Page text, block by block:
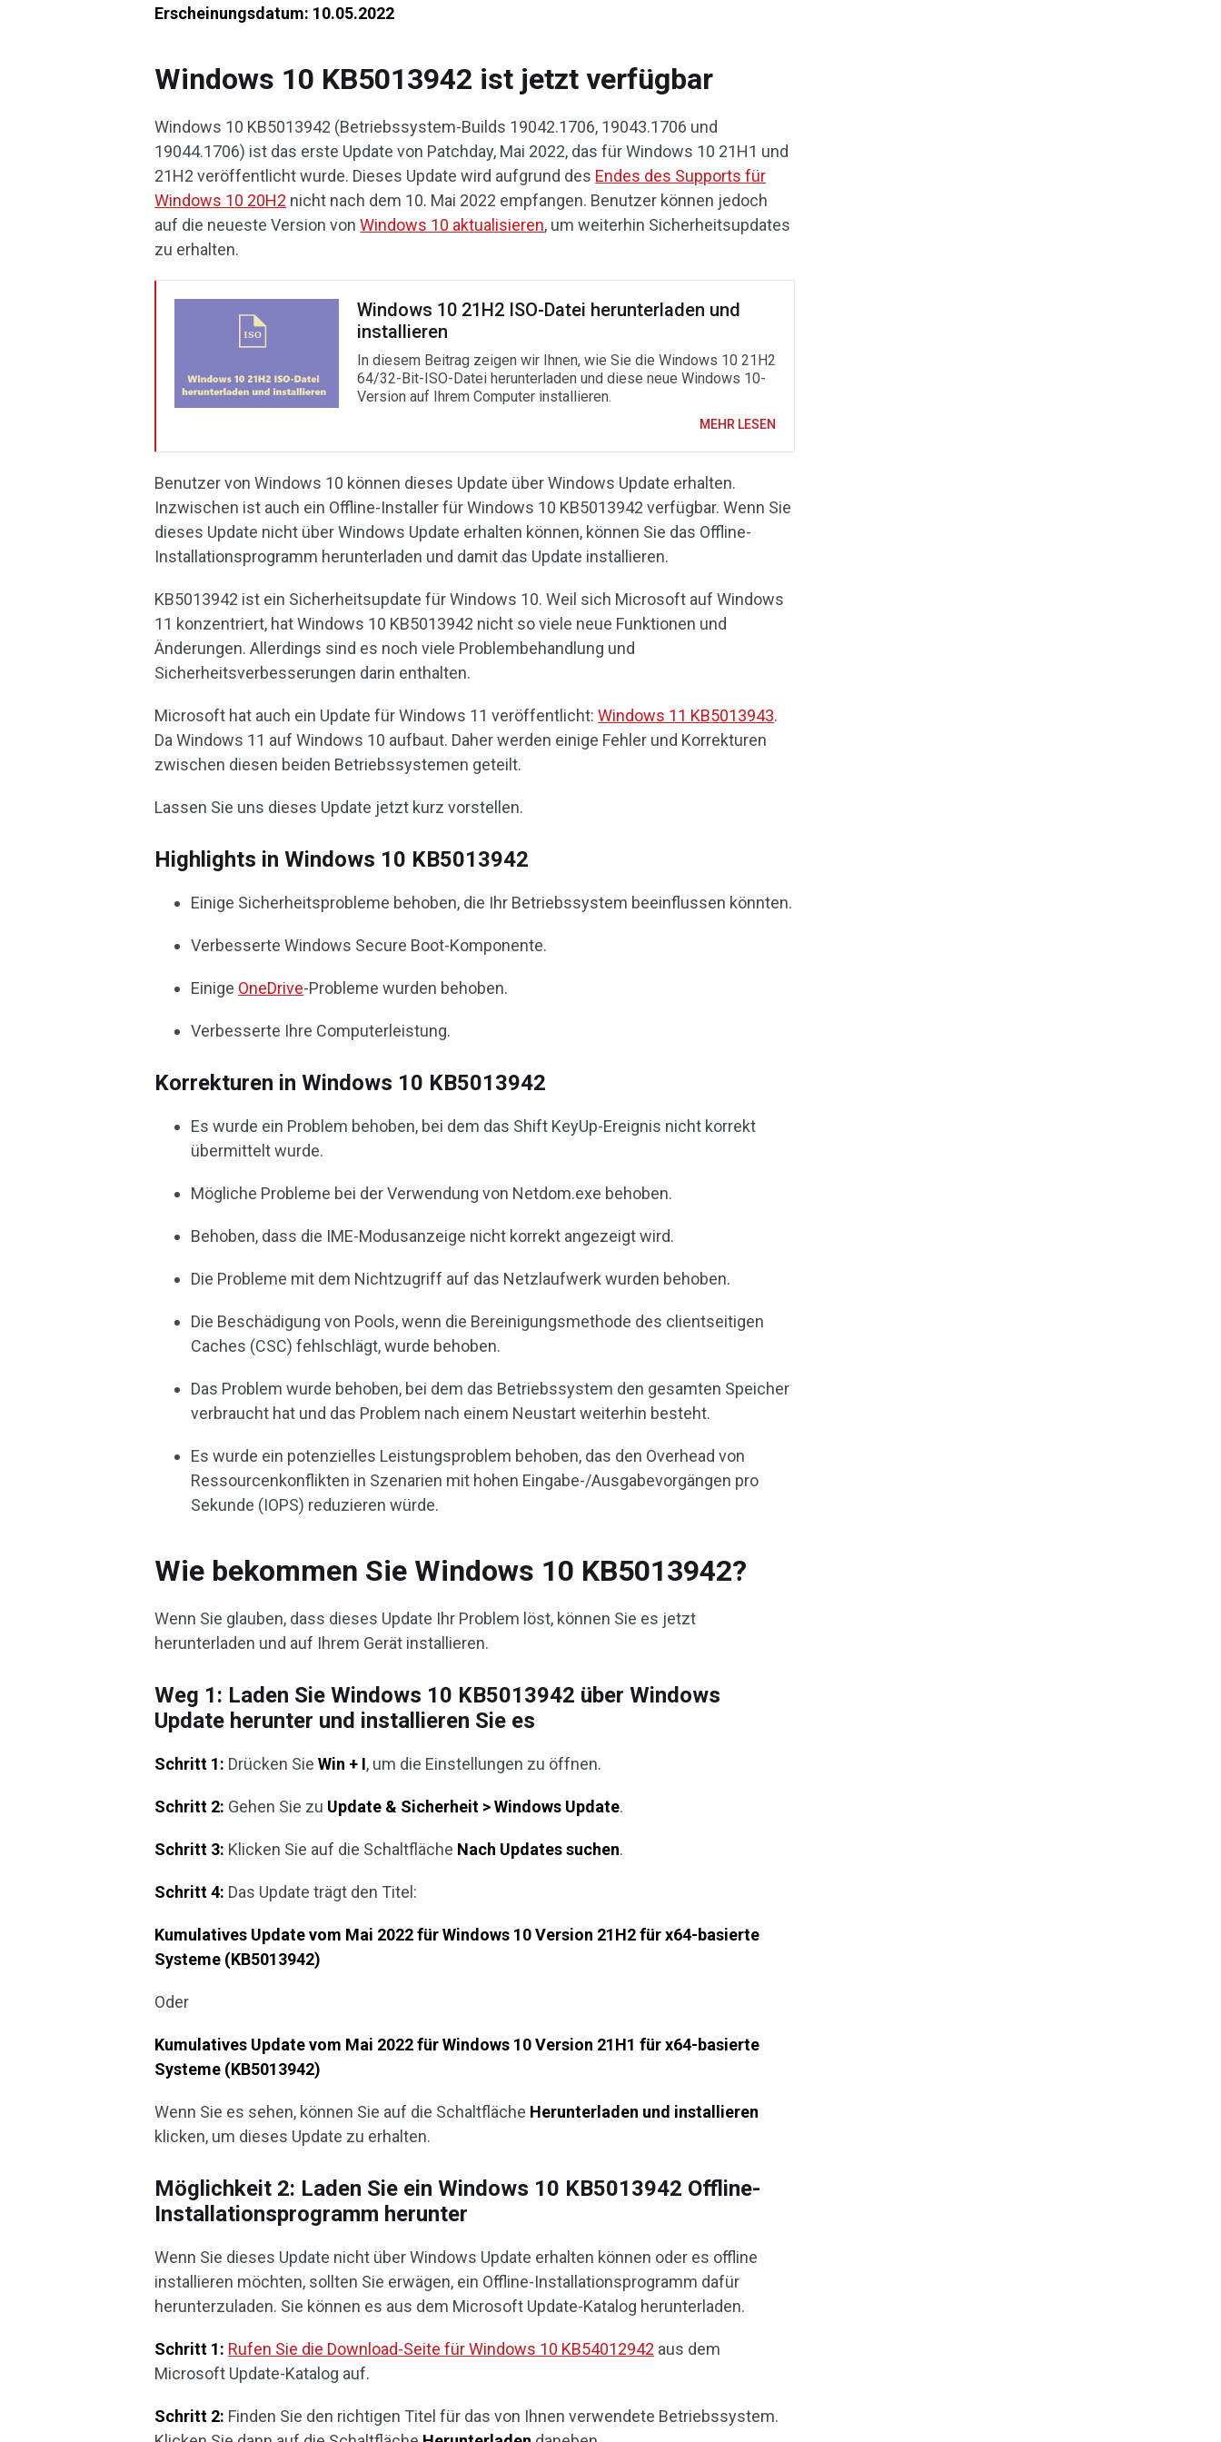
Erscheinungsdatum: 10.05.2022
Windows 10 KB5013942 ist jetzt verfügbar
Windows 10 KB5013942 (Betriebssystem-Builds 19042.1706, 19043.1706 und
19044.1706) ist das erste Update von Patchday, Mai 2022, das für Windows 10 21H1 und
21H2 veröffentlicht wurde. Dieses Update wird aufgrund des Endes des Supports für
Windows 10 20H2 nicht nach dem 10. Mai 2022 empfangen. Benutzer können jedoch
auf die neueste Version vonWindows 10 aktualisieren, um weiterhin Sicherheitsupdates
zu erhalten.
Windows 10 21H2 ISO-Datei herunterladen und
installieren
In diesem Beitrag zeigen wir Ihnen, wie Sie die Windows 10 21H2
64/32-Bit-ISO-Datei herunterladen und diese neue Windows 10-
Version auf Ihrem Computer installieren.
MEHR LESEN
Benutzer von Windows 10 können dieses Update über Windows Update erhalten.
Inzwischen ist auch ein Offline-Installer für Windows 10 KB5013942 verfügbar. Wenn Sie
dieses Update nicht über Windows Update erhalten können, können Sie das Offline-
Installationsprogramm herunterladen und damit das Update installieren.
KB5013942 ist ein Sicherheitsupdate für Windows 10. Weil sich Microsoft auf Windows
11 konzentriert, hat Windows 10 KB5013942 nicht so viele neue Funktionen und
Änderungen. Allerdings sind es noch viele Problembehandlung und
Sicherheitsverbesserungen darin enthalten.
Microsoft hat auch ein Update für Windows 11 veröffentlicht:Windows 11 KB5013943.
Da Windows 11 auf Windows 10 aufbaut. Daher werden einige Fehler und Korrekturen
zwischen diesen beiden Betriebssystemen geteilt.
Lassen Sie uns dieses Update jetzt kurz vorstellen.
Highlights in Windows 10 KB5013942
Einige Sicherheitsprobleme behoben, die Ihr Betriebssystem beeinflussen könnten.
Verbesserte Windows Secure Boot-Komponente.
Einige OneDrive-Probleme wurden behoben.
Verbesserte Ihre Computerleistung.
Korrekturen in Windows 10 KB5013942
Es wurde ein Problem behoben, bei dem das Shift KeyUp-Ereignis nicht korrekt
übermittelt wurde.
Mögliche Probleme bei der Verwendung von Netdom.exe behoben.
Behoben, dass die IME-Modusanzeige nicht korrekt angezeigt wird.
Die Probleme mit dem Nichtzugriff auf das Netzlaufwerk wurden behoben.
Die Beschädigung von Pools, wenn die Bereinigungsmethode des clientseitigen
Caches (CSC) fehlschlägt, wurde behoben.
Das Problem wurde behoben, bei dem das Betriebssystem den gesamten Speicher
verbraucht hat und das Problem nach einem Neustart weiterhin besteht.
Es wurde ein potenzielles Leistungsproblem behoben, das den Overhead von
Ressourcenkonflikten in Szenarien mit hohen Eingabe-/Ausgabevorgängen pro
Sekunde (IOPS) reduzieren würde.
Wie bekommen Sie Windows 10 KB5013942?
Wenn Sie glauben, dass dieses Update Ihr Problem löst, können Sie es jetzt
herunterladen und auf Ihrem Gerät installieren.
Weg 1: Laden Sie Windows 10 KB5013942 über Windows
Update herunter und installieren Sie es
Schritt 1: Drücken SieWin + I, um die Einstellungen zu öffnen.
Schritt 2: Gehen Sie zu Update & Sicherheit > Windows Update.
Schritt 3: Klicken Sie auf die Schaltfläche Nach Updates suchen.
Schritt 4: Das Update trägt den Titel:
Kumulatives Update vom Mai 2022 für Windows 10 Version 21H2 für x64-basierte
Systeme (KB5013942)
Oder
Kumulatives Update vom Mai 2022 für Windows 10 Version 21H1 für x64-basierte
Systeme (KB5013942)
Wenn Sie es sehen, können Sie auf die Schaltfläche Herunterladen und installieren
klicken, um dieses Update zu erhalten.
Möglichkeit 2: Laden Sie ein Windows 10 KB5013942 Offline-
Installationsprogramm herunter
Wenn Sie dieses Update nicht über Windows Update erhalten können oder es offline
installieren möchten, sollten Sie erwägen, ein Offline-Installationsprogramm dafür
herunterzuladen. Sie können es aus dem Microsoft Update-Katalog herunterladen.
Schritt 1: Rufen Sie die Download-Seite für Windows 10 KB54012942 aus dem
Microsoft Update-Katalog auf.
Schritt 2: Finden Sie den richtigen Titel für das von Ihnen verwendete Betriebssystem.